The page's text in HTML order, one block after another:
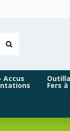
Accus
Fers